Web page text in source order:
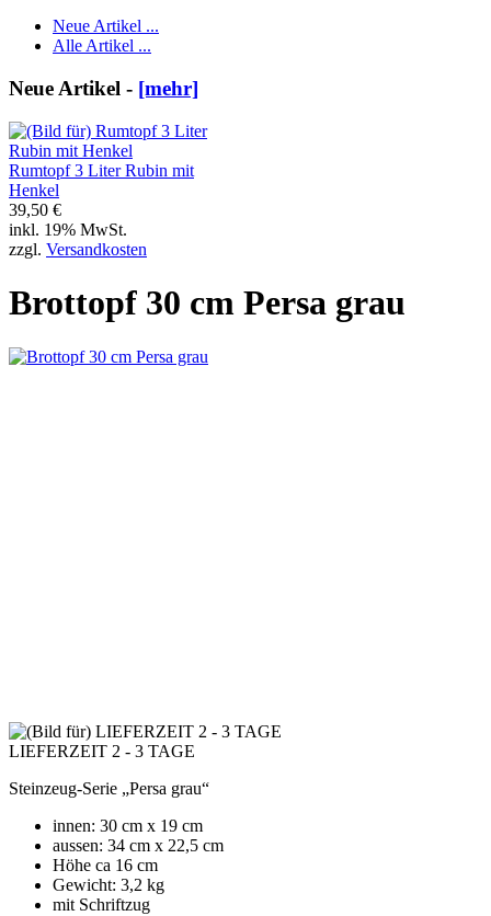
Neue Artikel ...
Alle Artikel ...
Neue Artikel - [mehr]
Rumtopf 3 Liter Rubin mit
Henkel
39,50 €
inkl. 19% MwSt.
zzgl. Versandkosten
Brottopf 30 cm Persa grau
LIEFERZEIT 2 - 3 TAGE
Steinzeug-Serie „Persa grau“
innen: 30 cm x 19 cm
aussen: 34 cm x 22,5 cm
Höhe ca 16 cm
Gewicht: 3,2 kg
mit Schriftzug